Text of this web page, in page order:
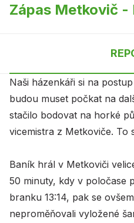
Zápas Metkovič -
Naši házenkáři si na
budou muset počkat na
stačilo bodovat na horké
vicemistra z Metkoviče. To
Baník hrál v Metkoviči
50 minuty, kdy v poločase
branku 13:14, pak se
neproměňovali vyložené